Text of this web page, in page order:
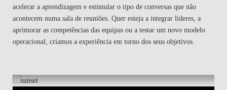
acelerar a aprendizagem e estimular o tipo de conversas que não
acontecem numa sala de reuniões. Quer esteja a integrar líderes, a
aprimorar as competências das equipas ou a testar um novo modelo
operacional, criamos a experiência em torno dos seus objetivos.